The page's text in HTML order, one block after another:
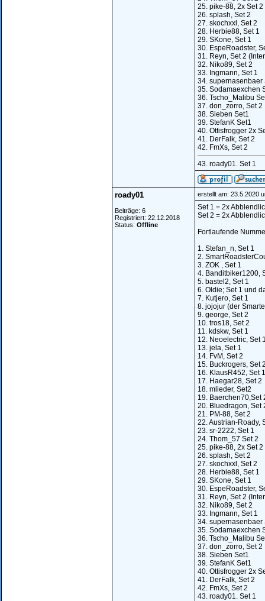
25. pike-88, 2x Set 2
26. splash, Set 2
27. skochxxl, Set 2
28. Herbie88, Set 1
29. SKone, Set 1
30. EspeRoadster,
31. Reyn, Set 2
32. Niko89, Set 2
33. Ingmann, Set 1
34. supernasenbaer
35. Sodamaexchen
36. Tscho_Malibu
37. don_zorro, Set 2
38. Sieben Set1
39. StefanK Set1
40. Ottisfrogger 2x
41. DerFalk, Set 2
42. FmXs, Set 2
43. roady01. Set 1
roady01
Beiträge: 6
Registriert: 22.12.2018
Status: Offline
erstellt am: 23.5.2020
Set 1 = 2x
Set 2 = 2x
Fortlaufende
1. Stefan_n, Set 1
2.
3. ZOK , Set 1
4. Banditbiker1200,
5. bastel2, Set 1
6. Oldie; Set 1 und
7. Kutjero, Set 1
8. jojojur (der
9. george, Set 2
10. tros18, Set 2
11. kdskw, Set 1
12. Neoelectric, Set
13. jela, Set 1
14. FvM, Set 2
15. Buckrogers, Set
16. KlausR452, Set 1
17. Haegar28, Set 2
18. mlieder, Set2
19. Baerchen70,Set
20. Bluedragon, Set
21. PM-88, Set 2
22. Austrian-Roady,
23. sr-2222, Set 1
24. Thom_57 Set 2
25. pike-88, 2x Set 2
26. splash, Set 2
27. skochxxl, Set 2
28. Herbie88, Set 1
29. SKone, Set 1
30. EspeRoadster,
31. Reyn, Set 2
32. Niko89, Set 2
33. Ingmann, Set 1
34. supernasenbaer
35. Sodamaexchen
36. Tscho_Malibu
37. don_zorro, Set 2
38. Sieben Set1
39. StefanK Set1
40. Ottisfrogger 2x
41. DerFalk, Set 2
42. FmXs, Set 2
43. roady01. Set 1